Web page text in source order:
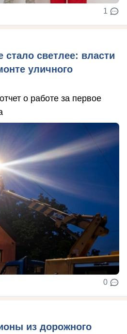
1
стало светлее: власти
уличного
о работе за первое
0
из дорожного